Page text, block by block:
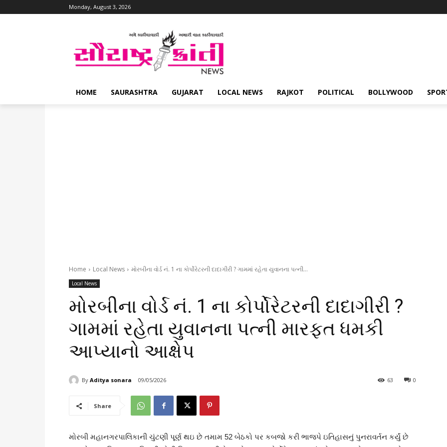
Monday, August 3, 2026
HOME SAURASHTRA GUJARAT LOCAL NEWS RAJKOT POLITICAL BOLLYWOOD
Home Local News મોરબીના વોર્ડ નં. 1 ના કોર્પોરેટરની દાદાગીરી ? ગામમાં રહેતા યુવાનના પત્ની...
Local News
મોરબીના વોર્ડ નં. 1 ના કોર્પોરેટરની દાદાગીરી ?
ગામમાં રહેતા યુવાનના પત્ની મારફત ધમકી
આપ્યાનો આક્ષેપ
By Aditya sonara 09/05/2026 0
63
Share
મોરબી મહાનગરપાલિકાની ચુંટણી પૂર્ણ થઇ છે તમામ 52 બેઠકો પર કબજો કરી ભાજપે ઇતિહાસનું પુનરાવર્તન કર્યું છે